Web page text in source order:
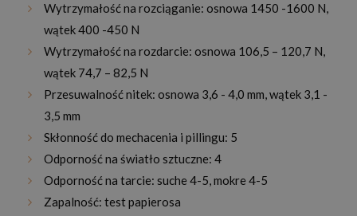
Wytrzymałość na rozciąganie: osnowa 1450 -1600 N,
wątek 400 -450 N
Wytrzymałość na rozdarcie: osnowa 106,5 – 120,7 N,
wątek 74,7 – 82,5 N
Przesuwalność nitek: osnowa 3,6 - 4,0 mm, wątek 3,1 -
3,5 mm
Skłonność do mechacenia i pillingu: 5
Odporność na światło sztuczne: 4
Odporność na tarcie: suche 4-5, mokre 4-5
Zapalność: test papierosa